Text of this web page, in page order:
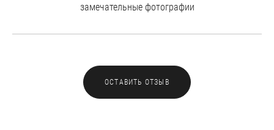
замечательные фотографии
ОСТАВИТЬ ОТЗЫВ